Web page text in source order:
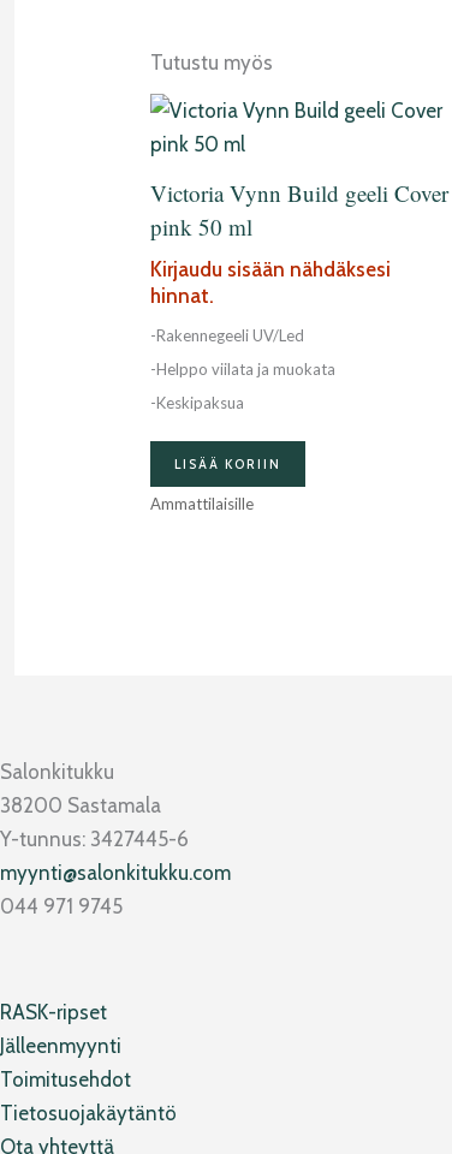
Tutustu myös
Victoria Vynn Build geeli Cover
pink 50 ml
Kirjaudu sisään nähdäksesi
hinnat.
-Rakennegeeli UV/Led
-Helppo viilata ja muokata
-Keskipaksua
LISÄÄ KORIIN
Ammattilaisille
Salonkitukku
38200 Sastamala
Y-tunnus: 3427445-6
myynti@salonkitukku.com
044 971 9745
RASK-ripset
Jälleenmyynti
Toimitusehdot
Tietosuojakäytäntö
Ota yhteyttä